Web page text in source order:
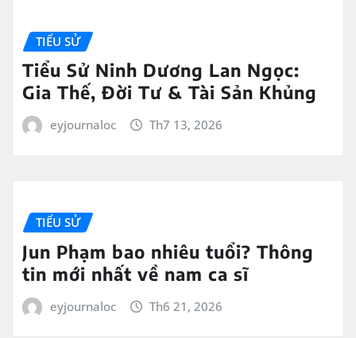
TIỂU SỬ
Tiểu Sử Ninh Dương Lan Ngọc:
Gia Thế, Đời Tư & Tài Sản Khủng
eyjournaloc Th7 13, 2026
TIỂU SỬ
Jun Phạm bao nhiêu tuổi? Thông
tin mới nhất về nam ca sĩ
eyjournaloc Th6 21, 2026